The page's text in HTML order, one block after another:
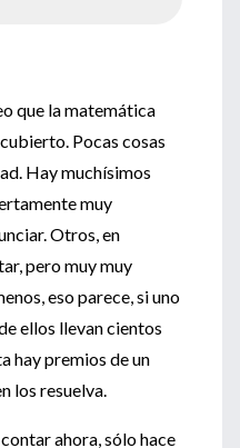
que la matemática
Pocas cosas
Hay muchísimos
muy
Otros, en
pero muy muy
eso parece, si uno
ellos llevan cientos
hay premios de un
los resuelva.
ahora, sólo hace